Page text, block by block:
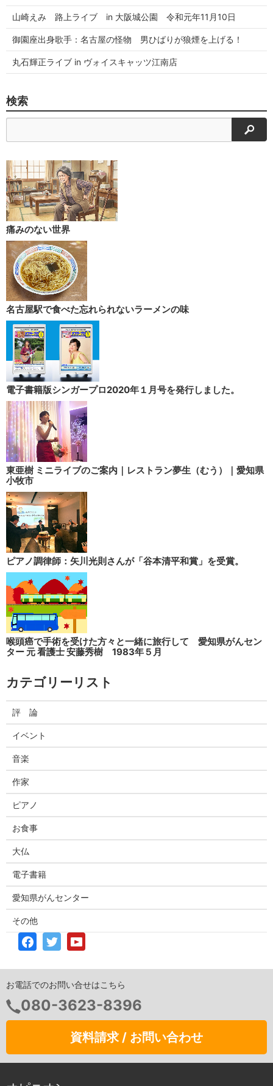
山崎えみ 路上ライブ in 大阪城公園 令和元年11月10日
御園座出身歌手：名古屋の怪物 男ひばりが狼煙を上げる！
丸石輝正ライブ in ヴォイスキャッツ江南店
検索
検索
痛みのない世界
名古屋駅で食べた忘れられないラーメンの味
電子書籍版シンガープロ2020年１月号を発行しました。
東亜樹 ミニライブのご案内｜レストラン夢生（むう）｜愛知県
小牧市
ピアノ調律師：矢川光則さんが「谷本清平和賞」を受賞。
喉頭癌で手術を受けた方々と一緒に旅行して 愛知県がんセン
ター 元 看護士 安藤秀樹 1983年５月
カテゴリーリスト
評 論
イベント
音楽
作家
ピアノ
お食事
大仏
電子書籍
愛知県がんセンター
その他
お電話でのお問い合せはこちら
080-3623-8396
資料請求 / お問い合わせ